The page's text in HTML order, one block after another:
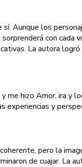
Aunque los
con
La autora
hizo Amor, ira y
y
pero la
de cuajar. La